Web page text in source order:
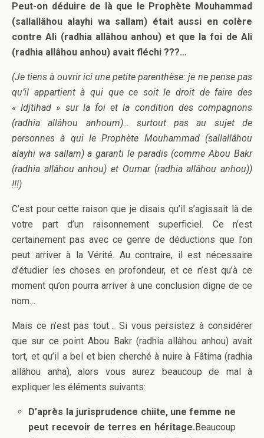
Peut-on déduire de là que le Prophète Mouhammad
(sallallâhou alayhi wa sallam) était aussi en colère
contre Ali (radhia allâhou anhou) et que la foi de Ali
(radhia allâhou anhou) avait fléchi ???…
(Je tiens à ouvrir ici une petite parenthèse: je ne pense pas
qu’il appartient à qui que ce soit le droit de faire des
« Idjtihad » sur la foi et la condition des compagnons
(radhia allâhou anhoum)… surtout pas au sujet de
personnes à qui le Prophète Mouhammad (sallallâhou
alayhi wa sallam) a garanti le paradis (comme Abou Bakr
(radhia allâhou anhou) et Oumar (radhia allâhou anhou))
!!!)
C’est pour cette raison que je disais qu’il s’agissait là de
votre part d’un raisonnement superficiel. Ce n’est
certainement pas avec ce genre de déductions que l’on
peut arriver à la Vérité. Au contraire, il est nécessaire
d’étudier les choses en profondeur, et ce n’est qu’à ce
moment qu’on pourra arriver à une conclusion digne de ce
nom…
Mais ce n’est pas tout… Si vous persistez à considérer
que sur ce point Abou Bakr (radhia allâhou anhou) avait
tort, et qu’il a bel et bien cherché à nuire à Fâtima (radhia
allâhou anha), alors vous aurez beaucoup de mal à
expliquer les éléments suivants:
D’après la jurisprudence chiite, une femme ne
peut recevoir de terres en héritage.Beaucoup